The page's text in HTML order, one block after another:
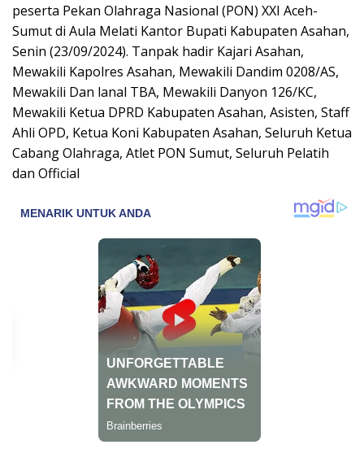
peserta Pekan Olahraga Nasional (PON) XXI Aceh-
Sumut di Aula Melati Kantor Bupati Kabupaten Asahan,
Senin (23/09/2024). Tanpak hadir Kajari Asahan,
Mewakili Kapolres Asahan, Mewakili Dandim 0208/AS,
Mewakili Dan lanal TBA, Mewakili Danyon 126/KC,
Mewakili Ketua DPRD Kabupaten Asahan, Asisten, Staff
Ahli OPD, Ketua Koni Kabupaten Asahan, Seluruh Ketua
Cabang Olahraga, Atlet PON Sumut, Seluruh Pelatih
dan Official